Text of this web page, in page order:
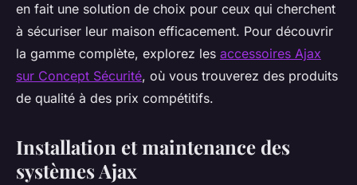
en fait une solution de choix pour ceux qui cherchent
à sécuriser leur maison efficacement. Pour découvrir
la gamme complète, explorez les accessoires Ajax
sur Concept Sécurité, où vous trouverez des produits
de qualité à des prix compétitifs.
Installation et maintenance des
systèmes Ajax